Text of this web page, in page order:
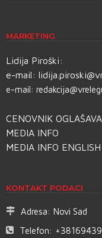
MARKETING
Lidija Piroški:
e-mail:
e-mail:
CENOVNIK
MEDIA INFO
MEDIA INFO ENGLISH
KONTAKT PODACI
Adresa: Novi Sad
Telefon: